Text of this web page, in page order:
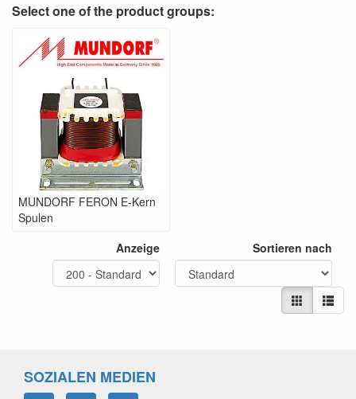
Select one of the product groups:
MUNDORF FERON E-Kern
Spulen
Anzeige
Sortieren nach
SOZIALEN MEDIEN